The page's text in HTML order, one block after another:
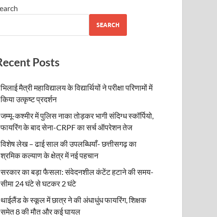
SEARCH
Posts
भिलाई मैत्री महाविद्यालय के विद्यार्थियों ने परीक्षा परिणामों में
किया उत्कृष्ट प्रदर्शन
जम्मू-कश्मीर में पुलिस नाका तोड़कर भागी संदिग्ध स्कॉर्पियो,
फायरिंग के बाद सेना-CRPF का सर्च ऑपरेशन तेज
विशेष लेख – ढाई साल की उपलब्धियाँ- छत्तीसगढ़ का
श्रमिक कल्याण के क्षेत्र में नई पहचान
सरकार का बड़ा फैसला: संवेदनशील कंटेंट हटाने की समय-
सीमा 24 घंटे से घटकर 2 घंटे
थाईलैंड के स्कूल में छात्र ने की अंधाधुंध फायरिंग, शिक्षक
समेत 8 की मौत और कई घायल